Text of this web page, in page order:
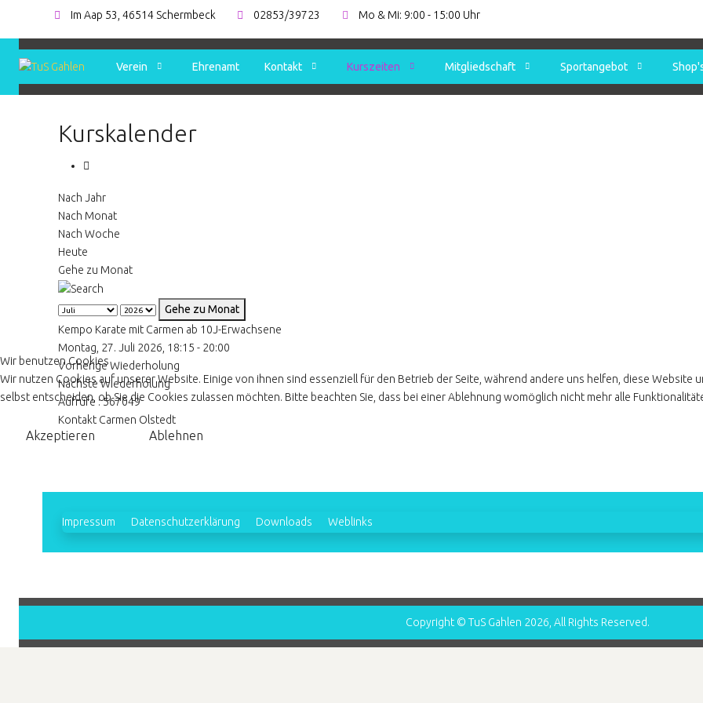
Im Aap 53, 46514 Schermbeck 02853/39723 Mo & Mi: 9:00 - 15:00 Uhr
Verein Ehrenamt Kontakt Kurszeiten Mitgliedschaft Sportangebot
Kurskalender
Nach Jahr
Nach Monat
Nach Woche
Heute
Gehe zu Monat
Gehe zu Monat
Kempo Karate mit Carmen ab 10J-Erwachsene
Montag, 27. Juli 2026, 18:15 - 20:00
Vorherige Wiederholung
Nächste Wiederholung
Aufrufe : 567049
Kontakt Carmen Olstedt
Impressum Datenschutzerklärung Downloads Weblinks
Copyright © TuS Gahlen 2026, All Rights Reserved.
Wir benutzen Cookies
Wir nutzen Cookies auf unserer Website. Einige von ihnen sind essenziell für den Betrieb der Seite, während andere uns helfen, diese Website
selbst entscheiden, ob Sie die Cookies zulassen möchten. Bitte beachten Sie, dass bei einer Ablehnung womöglich nicht mehr alle
Akzeptieren Ablehnen